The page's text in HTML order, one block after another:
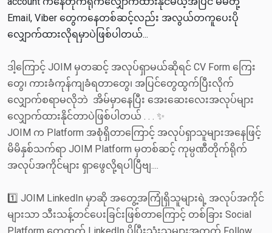
Email, Viber တွေကနေတစ်ဆင့်လည်း အလွယ်တကူပေးပို
လျှောက်ထားလိုရမှာပဲဖြစ်ပါတယ်...
ဒါ့ကြောင့် JOIM မှတဆင့် အလုပ်ရှာမယ်ဆိုရင် CV Form ကြေး
တွေ၊ ကားခံကုန်ကျခံရတာတွေ၊ အပြင်တွေထွက်ပြီးလိုက်
လျှောက်စရာမလိုဘဲ အိမ်မှာနေပြီး အေးဆေးလေးအလုပ်များ
လျှောက်ထားနိုင်တာပဲဖြစ်ပါတယ် . . . ✨
JOIM က Platform အစုံရှိတာကြောင့် အလုပ်ရှာသူများအနေဖြင့်
မိမိနှစ်သက်ရာ JOIM Platform မှတစ်ဆင့် ကုမ္ပဏီတိုက်ရိုက်
အလုပ်အကိုင်များ ရှာဖွေလို့ရပါပြီဗျ....
1️⃣ JOIM LinkedIn မှာဆို အတွေ့အကြုံရှိသူများရဲ့ အလုပ်အကိုင်
များသာ သီးသန့်တင်ပေးခြင်းဖြစ်တာကြောင့် တစ်ခြား Social